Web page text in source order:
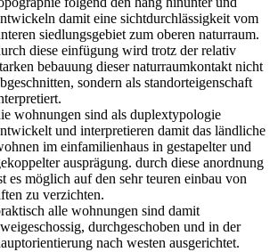
damit eine sichtdurchlässigkeit vom
siedlungsgebiet zum oberen naturraum.
diese einfügung wird trotz der relativ
bebauung dieser naturraumkontakt nicht
sondern als standorteigenschaft
wohnungen sind als duplextypologie
und interpretieren damit das ländliche
im einfamilienhaus in gestapelter und
ausprägung. durch diese anordnung
es möglich auf den sehr teuren einbau von
zu verzichten.
alle wohnungen sind damit
durchgeschoben und in der
nach westen ausgerichtet.